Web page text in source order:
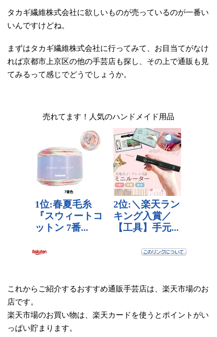
タカギ繊維株式会社に欲しいものが売っているのが一番い
いんですけどね。
まずはタカギ繊維株式会社に行ってみて、お目当てがなけ
れば京都市上京区の他の手芸店も探し、その上で通販も見
てみるって感じでどうでしょうか。
売れてます！人気のハンドメイド用品
これからご紹介するおすすめ通販手芸店は、楽天市場のお
店です。
楽天市場のお買い物は、楽天カードを使うとポイントがい
っぱい貯まります。